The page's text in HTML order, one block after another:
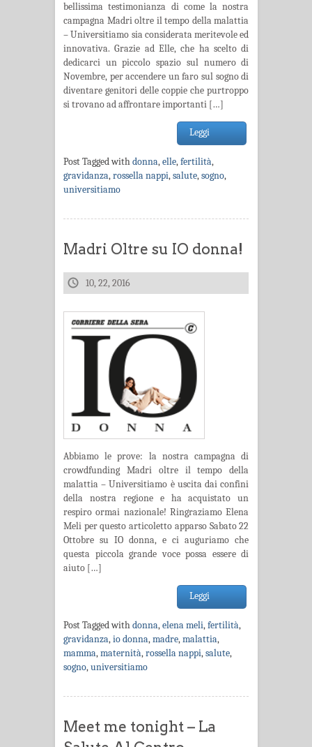
bellissima testimonianza di come la nostra
campagna Madri oltre il tempo della malattia
– Universitiamo sia considerata meritevole ed
innovativa. Grazie ad Elle, che ha scelto di
dedicarci un piccolo spazio sul numero di
Novembre, per accendere un faro sul sogno di
diventare genitori delle coppie che purtroppo
si trovano ad affrontare importanti […]
Leggi
Post Tagged withdonna,elle,fertilità,
gravidanza,rossella nappi,salute,sogno,
universitiamo
Madri Oltre su IO donna!
10, 22, 2016
Abbiamo le prove: la nostra campagna di
crowdfunding Madri oltre il tempo della
malattia – Universitiamo è uscita dai confini
della nostra regione e ha acquistato un
respiro ormai nazionale! Ringraziamo Elena
Meli per questo articoletto apparso Sabato 22
Ottobre su IO donna, e ci auguriamo che
questa piccola grande voce possa essere di
aiuto […]
Leggi
Post Tagged withdonna,elena meli,fertilità,
gravidanza,io donna,madre,malattia,
mamma,maternità,rossella nappi,salute,
sogno,universitiamo
Meet me tonight – La